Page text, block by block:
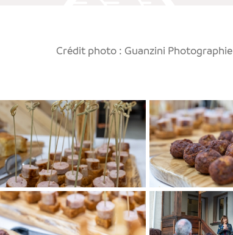
Crédit photo : Guanzini Photographie